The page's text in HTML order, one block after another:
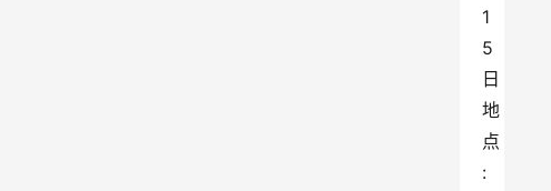
1
5
日
地
点
: